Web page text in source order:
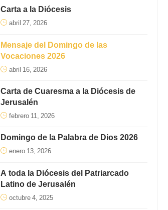
Carta a la Diócesis
abril 27, 2026
Mensaje del Domingo de las
Vocaciones 2026
abril 16, 2026
Carta de Cuaresma a la Diócesis de
Jerusalén
febrero 11, 2026
Domingo de la Palabra de Dios 2026
enero 13, 2026
A toda la Diócesis del Patriarcado
Latino de Jerusalén
octubre 4, 2025